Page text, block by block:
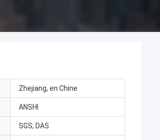
Zhejiang, en Chine
ANSHI
SGS; DAS